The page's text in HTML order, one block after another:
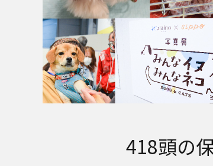
418頭の